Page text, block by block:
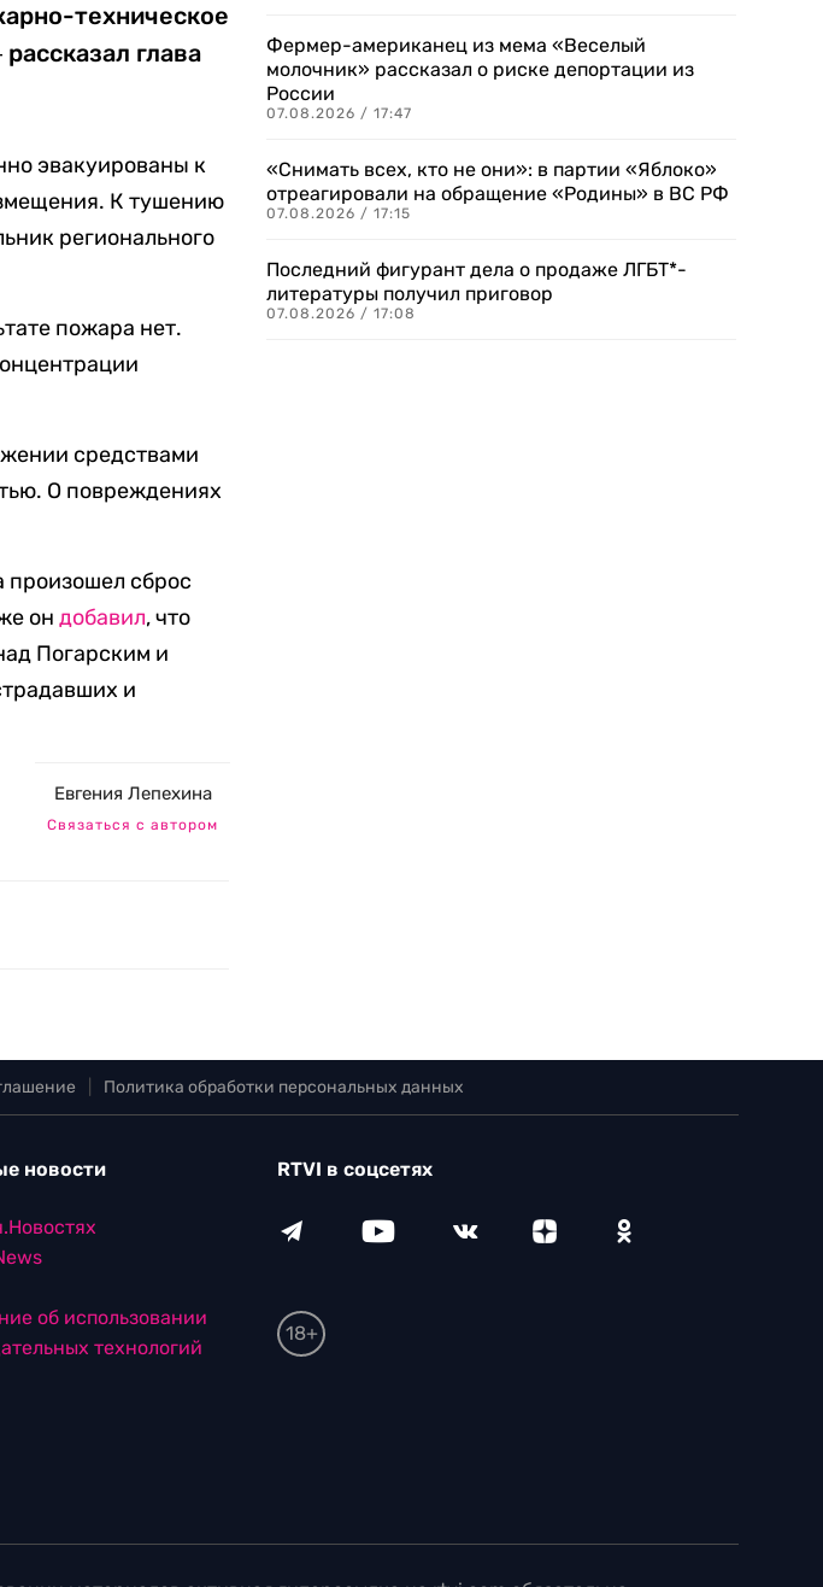
техническое
глава
эвакуированы к
К тушению
регионального
пожара нет.
средствами
О повреждениях
произошел сброс
ондобавил, что
Погарским и
и
Евгения Лепехина
Связаться с автором
Фермер-американец из мема «Веселый
молочник» рассказал о риске депортации из
России
07.08.2026 / 17:47
«Снимать всех, кто не они»: в партии «Яблоко»
отреагировали на обращение «Родины» в ВС РФ
07.08.2026 / 17:15
Последний фигурант дела о продаже ЛГБТ*-
литературы получил приговор
07.08.2026 / 17:08
Политика обработки персональных данных
новости
об использовании
технологий
RTVI в соцсетях
18+